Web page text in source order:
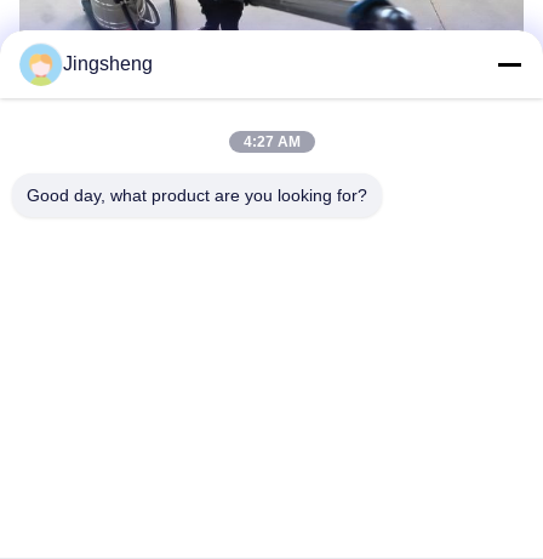
Jingsheng
4:27 AM
Good day, what product are you looking for?